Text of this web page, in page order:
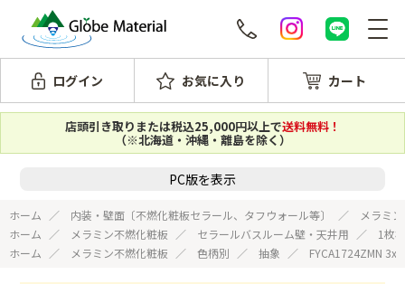
ログイン お気に入り カート
店頭引き取りまたは税込25,000円以上で送料無料！
（※北海道・沖縄・離島を除く）
PC版を表示
ホーム 内装・壁面〔不燃化粧板セラール、タフウォール等〕
メラミ
ホーム
メラミン不燃化粧板 セラールバスルーム壁・天井用
1枚
ホーム
メラミン不燃化粧板 色柄別 抽象 FYCA1724ZMN